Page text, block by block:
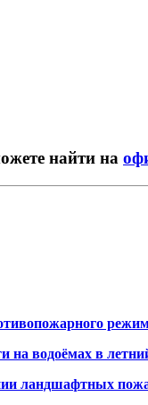
найти на
водоёмах в
ландшафтных